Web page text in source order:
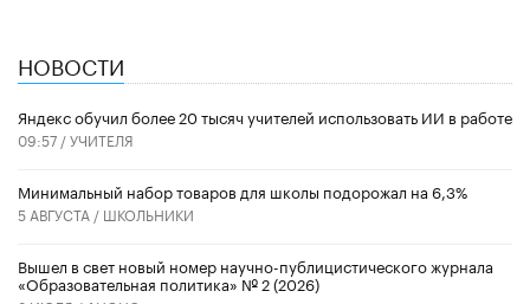
НОВОСТИ
​Яндекс обучил более 20 тысяч учителей использовать ИИ в работе
09:57 /УЧИТЕЛЯ
Минимальный набор товаров для школы подорожал на 6,3%
5 АВГУСТА / ШКОЛЬНИКИ
Вышел в свет новый номер научно-публицистического журнала
«Образовательная политика» № 2 (2026)